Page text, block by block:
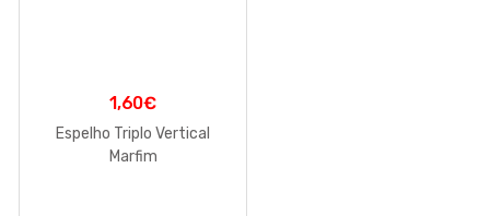
1,60€
Espelho Triplo Vertical
Marfim